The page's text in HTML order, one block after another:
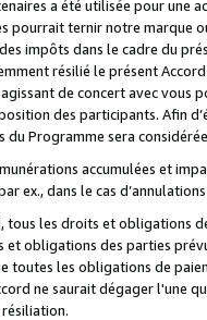
a été utilisée pour une
pourrait ternir notre marque
impôts dans le cadre du
résilié le présent
de concert avec vous
des participants. Afin
Programme sera
accumulées et
ex., dans le cas
les droits et obligations
et obligations des parties
toutes les obligations de
ne saurait dégager l'une